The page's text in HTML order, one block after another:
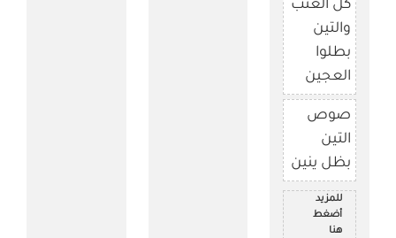
كل العنب
والتين
بطلوا
العجين
صوص
التين
بظل ينين
للمزيد
أضغط
هنا